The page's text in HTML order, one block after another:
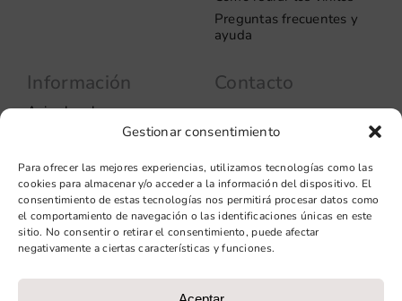
Gestionar consentimiento
Para ofrecer las mejores experiencias, utilizamos tecnologías como las
cookies para almacenar y/o acceder a la información del dispositivo. El
consentimiento de estas tecnologías nos permitirá procesar datos como
el comportamiento de navegación o las identificaciones únicas en este
sitio. No consentir o retirar el consentimiento, puede afectar
negativamente a ciertas características y funciones.
Preguntas frecuentes y
ayuda
Información
Aviso legal
Política de privacidad
cookies
Condiciones de venta
Condiciones generales de
contratación
Diseño web: qualitystudio
Contacto
08037 – Barcelona
+34 93 706 51 69
hello@vinilook.net